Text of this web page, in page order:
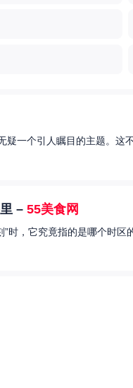
一个引人瞩目的主题。
– 55美食网
，它究竟指的是哪个时